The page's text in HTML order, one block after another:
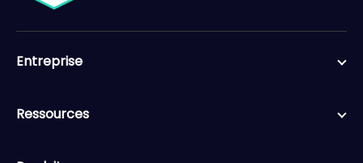
Entreprise
Ressources